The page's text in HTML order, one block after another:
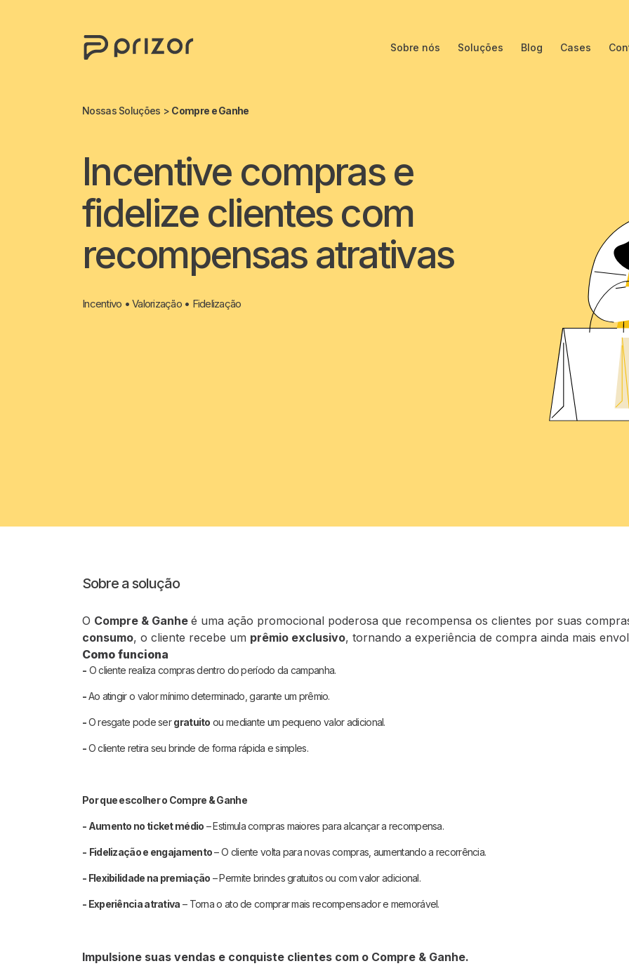
Sobre nós Soluções Blog Cases
Nossas Soluções > Compre e Ganhe
Incentive compras e
fidelize clientes com
recompensas atrativas
Incentivo • Valorização • Fidelização
Sobre a solução
O Compre & Ganhe é uma ação promocional poderosa que recompensa os clientes por suas
consumo, o cliente recebe um prêmio exclusivo, tornando a experiência de compra ainda mais
Como funciona
- O cliente realiza compras dentro do período da campanha.
-Ao atingir o valor mínimo determinado, garante um prêmio.
-O resgate pode sergratuito ou mediante um pequeno valor adicional.
-O cliente retira seu brinde de forma rápida e simples.
Por que escolher o Compre & Ganhe
- Aumento no ticket médio – Estimula compras maiores para alcançar a recompensa.
- Fidelização e engajamento– O cliente volta para novas compras, aumentando a recorrência.
- Flexibilidade na premiação – Permite brindes gratuitos ou com valor adicional.
- Experiência atrativa – Torna o ato de comprar mais recompensador e memorável.
Impulsione suas vendas e conquiste clientes com o Compre & Ganhe.